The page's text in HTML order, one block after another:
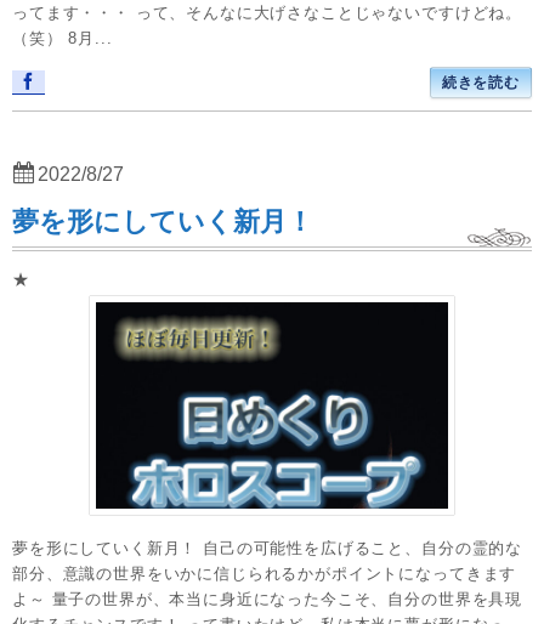
ってます・・・ って、そんなに大げさなことじゃないですけどね。
（笑） 8月...
続きを読む
夢を形にしていく新月！
★
夢を形にしていく新月！ 自己の可能性を広げること、自分の霊的な
部分、意識の世界をいかに信じられるかがポイントになってきます
よ～ 量子の世界が、本当に身近になった今こそ、自分の世界を具現
2022/8/27